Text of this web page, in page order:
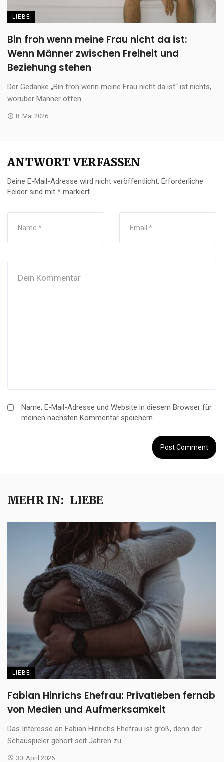
LIEBE
Bin froh wenn meine Frau nicht da ist:
Wenn Männer zwischen Freiheit und
Beziehung stehen
Der Gedanke „Bin froh wenn meine Frau nicht da ist“ ist nichts,
worüber Männer offen ...
8. Mai 2026
ANTWORT VERFASSEN
Deine E-Mail-Adresse wird nicht veröffentlicht. Erforderliche
Felder sind mit * markiert
Name, E-Mail-Adresse und Website in diesem Browser für
meinen nächsten Kommentar speichern.
MEHR IN: LIEBE
LIEBE
Fabian Hinrichs Ehefrau: Privatleben fernab
von Medien und Aufmerksamkeit
Das Interesse an Fabian Hinrichs Ehefrau ist groß, denn der
Schauspieler gehört seit Jahren zu ...
30. April 2026